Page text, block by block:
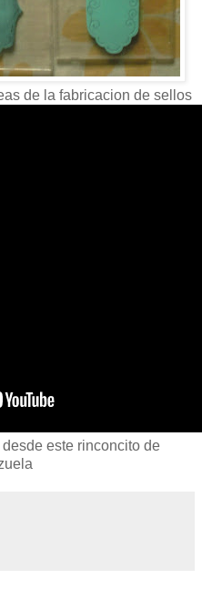
de la fabricacion de sellos
este rinconcito de